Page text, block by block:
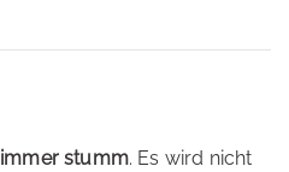
immer stumm. Es wird nicht